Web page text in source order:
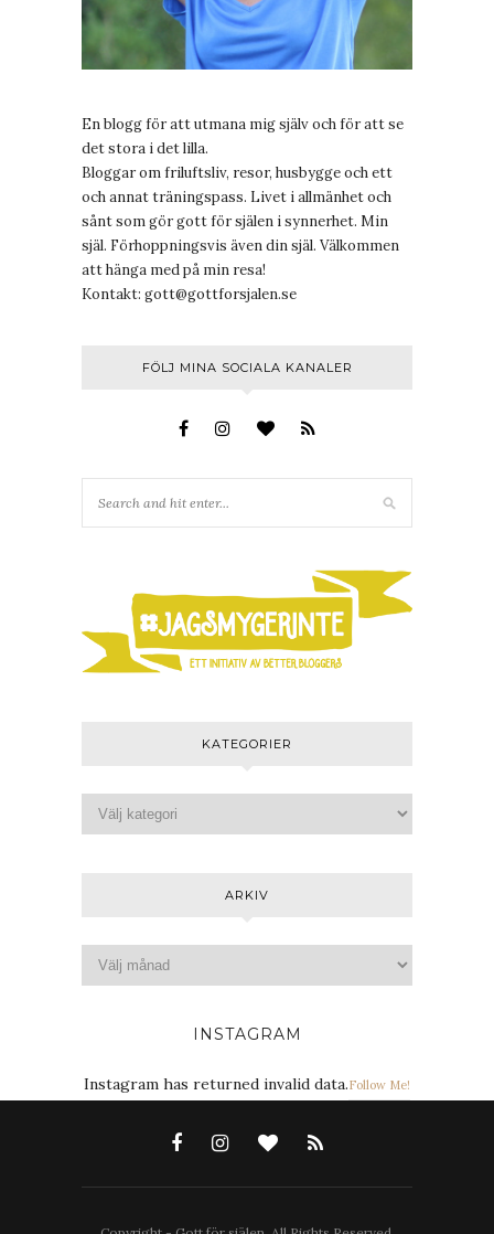
En blogg för att utmana mig själv och för att se
det stora i det lilla.
Bloggar om friluftsliv, resor, husbygge och ett
och annat träningspass. Livet i allmänhet och
sånt som gör gott för själen i synnerhet. Min
själ. Förhoppningsvis även din själ. Välkommen
att hänga med på min resa!
Kontakt: gott@gottforsjalen.se
FÖLJ MINA SOCIALA KANALER
KATEGORIER
ARKIV
INSTAGRAM
Instagram has returned invalid data.Follow Me!